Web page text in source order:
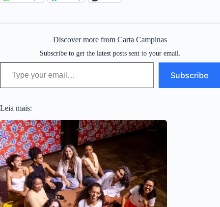
Discover more from Carta Campinas
Subscribe to get the latest posts sent to your email.
Type your email…
Subscribe
Leia mais: